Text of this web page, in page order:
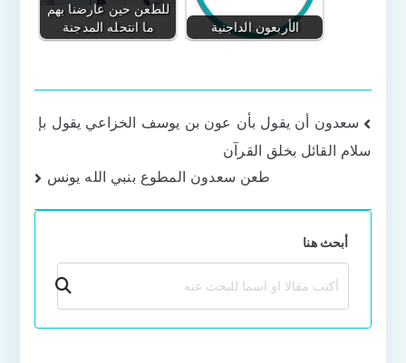
للطعن حين عارضنا بهم
ما انتحله المدجنة
الأربعون الداجنية
تصفّح
المقالات
سعدون أن يقول بأن عون بن يوسف الخزاعي يقول بإ
سلام القائل بخلق القرآن
طعن سعدون المطوع بنبي الله يونس
أبحث هنا
بحث